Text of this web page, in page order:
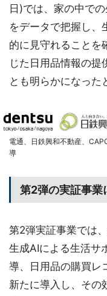
日)では、家の中で
をデータで把握し、
的に見守れることを
じた日用品情報の提
とも明らかになった
電通、日鉄興和不動産、
導
第2弾の実証事業
第2弾実証事業では
生成AIによる生活サ
導、日用品の購買レ
新たに導入し、その